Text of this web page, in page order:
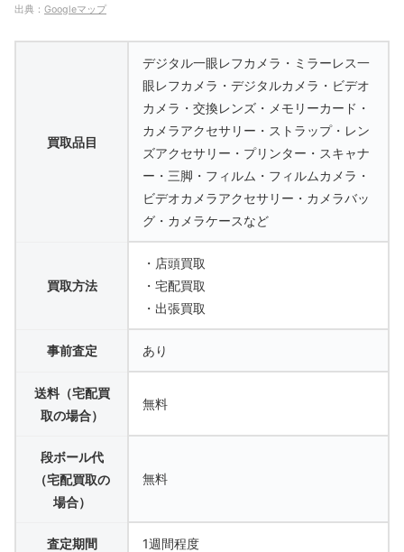
出典： Googleマップ
買取品目
デジタル一眼レフカメラ・ミラーレス一
眼レフカメラ・デジタルカメラ・ビデオ
カメラ・交換レンズ・メモリーカード・
カメラアクセサリー・ストラップ・レン
ズアクセサリー・プリンター・スキャナ
ー・三脚・フィルム・フィルムカメラ・
ビデオカメラアクセサリー・カメラバッ
グ・カメラケースなど
買取方法
・店頭買取
・宅配買取
・出張買取
事前査定 あり
送料（宅配買
取の場合）
無料
段ボール代
（宅配買取の
場合）
無料
査定期間 1週間程度